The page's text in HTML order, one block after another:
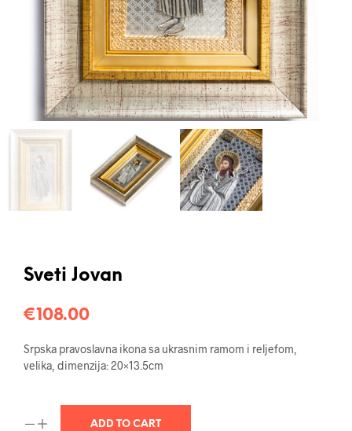
Sveti Jovan
€108.00
Srpska pravoslavna ikona sa ukrasnim ramom i reljefom,
velika, dimenzija: 20×13.5cm
ADD TO CART